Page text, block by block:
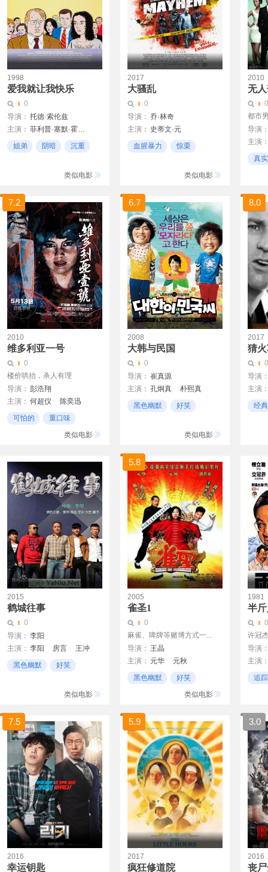
1998
爱我就让我快乐
0
导演： 托德·索伦兹
主演：
菲利普·塞默·霍夫曼
本·戈扎那
姐弟 阴暗 沉重
类似电影
2017
大骚乱
0
导演： 乔·林奇
主演： 史蒂文·元
达拉斯·罗伯特斯
血腥暴力
惊栗
类似电影
2010
无
0
都市
导演
主演
李小真实
7.2
2010
维多利亚一号
0
楼价哄抬，杀人有理
导演： 彭浩翔
主演： 何超仪
陈奕迅
周俊伟
可怕的
重口味
类似电影
6.7
2008
大韩与民国
0
导演： 崔真源
主演： 孔炯真
朴熙真
崔成国
黑色幽默
好笑
类似电影
8.0
2017
猜
0
导演
主演
约翰
史蒂
戈登
詹姆
阿塔
埃文
凯莉
艾琳·
经典
2015
鹤城往事
0
导演： 李阳
主演： 李阳 房言
王冲
大吉黑色幽默
好笑
类似电影
5.8
2005
雀圣1
0
麻雀、啤牌等赌博方式一...
导演： 王晶
主演： 元华
元秋
郭晋安
王晶 傅颖
黑色幽默
好笑
类似电影
1981
半
0
许冠
导演
主演
许冠追踪
7.5
2016
幸运钥匙
5.9
2017
疯狂修道院
3.0
2016
丧